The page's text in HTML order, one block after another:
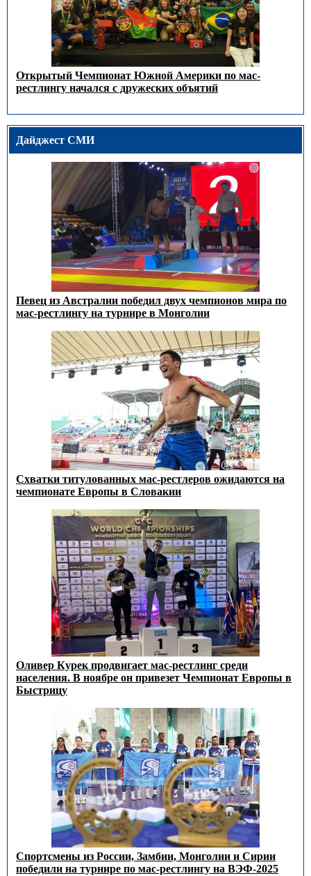
Открытый Чемпионат Южной Америки по мас-
рестлингу начался с дружеских объятий
Дайджест СМИ
Певец из Австралии победил двух чемпионов мира по
мас-рестлингу на турнире в Монголии
Схватки титулованных мас-рестлеров ожидаются на
чемпионате Европы в Словакии
Оливер Курек продвигает мас-рестлинг среди
населения. В ноябре он привезет Чемпионат Европы в
Быстрицу
Спортсмены из России, Замбии, Монголии и Сирии
победили на турнире по мас-рестлингу на ВЭФ-2025